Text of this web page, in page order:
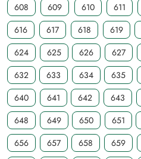
608
609 610 611
616
617 618 619
624
625 626 627
632
633 634 635
640
641 642 643
648
649 650 651
656
657 658 659